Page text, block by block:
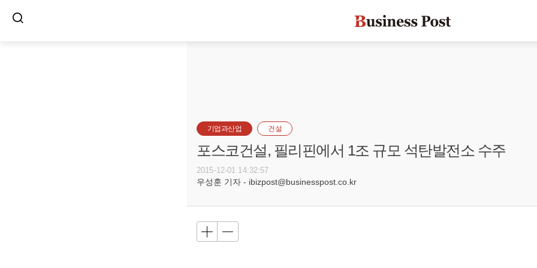
기업과산업 건설
포스코건설, 필리핀에서 1조 규모 석탄발전소 수주
2015-12-01 14:32:57
우성훈 기자 - ibizpost@businesspost.co.kr